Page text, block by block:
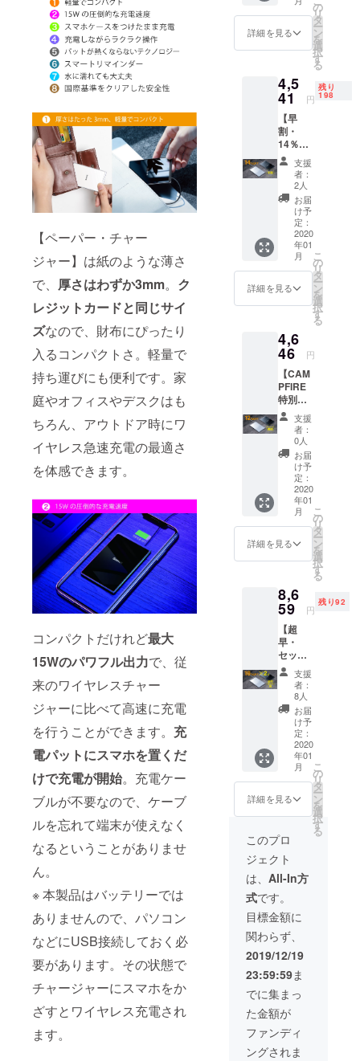
【ペーパー・チャー
ジャー】は紙のような薄さ
で、 厚さはわずか3mm。 ク
レジットカードと同じサイ
ズなので、財布にぴったり
入るコンパクトさ。軽量で
持ち運びにも便利です。家
庭やオフィスやデスクはも
ちろん、アウトドア時にワ
イヤレス急速充電の最適さ
を体感できます。
コンパクトだけれど最大
15Wのパワフル出力で、従
来のワイヤレスチャー
ジャーに比べて高速に充電
を行うことができます。 充
電パットにスマホを置くだ
けで充電が開始。充電ケー
ブルが不要なので、ケーブ
ルを忘れて端末が使えなく
なるということがありませ
ん。
※ 本製品はバッテリーでは
ありませんので、パソコン
などにUSB接続しておく必
要があります。その状態で
チャージャーにスマホをか
ざすとワイヤレス充電され
ます。
5,280円
（税
込） 色
はシル
バーと
クの2色
からお
選びい
ただけ
ます。
※送料無
料（日
本国内
限定）
※皆様の
ご支援
により
量産効
率が向
上した
場合、
正規販
格より
下がる
可能性
もござ
いま
す。
詳細を見る
の
リ
タ
ー
ン
を
選
択
す
る
4,5
41 円
残り
198
【早
割・
14％OF
F】ペー
パー・
チャー
ジャー×
1台 一
般販売
予定価
格：
5,280円
（税
込） 色
はシル
バーと
クの2色
からお
選びい
ただけ
ます。
※送料無
料（日
本国内
限定）
※皆様の
ご支援
により
量産効
率が向
上した
場合、
正規販
格より
下がる
可能性
もござ
いま
す。
支援
者：
2人
お届
け予
定：
2020
年01
月
詳細を見る
こ
の
リ
タ
ー
ン
を
選
択
す
る
4,6
46 円
【CAM
PFIRE
特別割
引・
12％OF
F】ペー
パー・
チャー
ジャー×
1台 一
般販売
予定価
格：
5,280円
（税
込） 色
バーと
ブラッ
クの2色
からお
選びい
ただけ
ます。
※送料無
料（日
本国内
限定）
※皆様の
ご支援
により
量産効
率が向
上した
売価格
が販売
予定価
格より
下がる
可能性
もござ
いま
す。
支援
者：
0人
お届
け予
定：
2020
年01
月
詳細を見る
こ
の
リ
タ
ー
ン
を
選
択
す
る
8,6
59 円
残り92
【超
早・
セット
割引・
18％OF
F】ペー
パー・
チャー
ジャー×
2台セッ
ト 限定
50セッ
ト（100
個） 一
般販売
予定価
格：
10,560
円（税
込） 色
はシル
バーと
ブラッ
クの2色
からお
選びい
ただけ
ます。
※送料無
料（日
本国内
限定）
※皆様の
ご支援
支援
者：
8人
お届
け予
定：
2020
年01
月
詳細を見る
こ
の
リ
タ
ー
ン
を
選
択
す
る
このプロ
ジェクト
は、 All-In方
式です。
目標金額に
関わらず、
2019/12/19
23:59:59ま
でに集まっ
た金額が
ファンディ
ングされま